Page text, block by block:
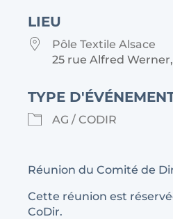
LIEU
Pôle Textile Alsace
25 rue Alfred
TYPE
AG / CODIR
Réunion du Comité de
Cette réunion est
CoDir.